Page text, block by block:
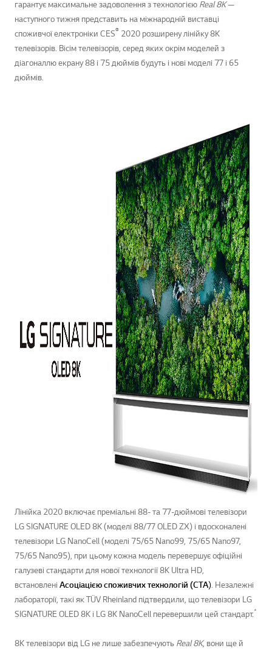
гарантує максимальне задоволення з технологією Real 8K—
наступного тижня представить на міжнародній виставці
споживчої електроніки CES® 2020 розширену лінійку 8K
телевізорів. Вісім телевізорів, серед яких окрім моделей з
діагоналлю екрану 88 і 75 дюймів будуть і нові моделі 77 і 65
дюймів.
Лінійка 2020 включає преміальні 88- та 77-дюймові телевізори
LG SIGNATURE OLED 8K (моделі 88/77 OLED ZX) і вдосконалені
телевізори LG NanoCell (моделі 75/65 Nano99, 75/65 Nano97,
75/65 Nano95), при цьому кожна модель перевершує офіційні
галузеві стандарти для нової технології 8K Ultra HD,
встановлені Асоціацією споживчих технологій (CTA). Незалежні
лабораторії, такі як TÜV Rheinland підтвердили, що телевізори LG
SIGNATURE OLED 8K і LG 8K NanoCell перевершили цей стандарт.*
8K телевізори від LG не лише забезпечують Real 8K, вони ще й